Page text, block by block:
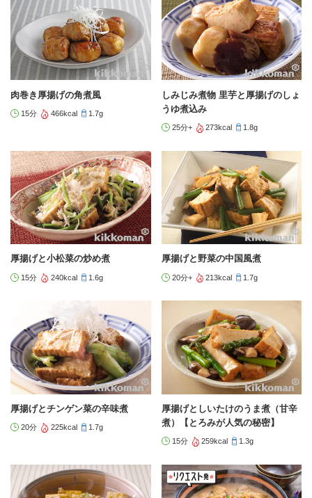
肉巻き厚揚げの角煮風
15分 466kcal 1.7g
しみじみ煮物 里芋と厚揚げのしょ
うゆ煮込み
25分+ 273kcal 1.8g
厚揚げと小松菜の炒め煮
15分 240kcal 1.6g
厚揚げと野菜の中国風煮
20分+ 213kcal 1.7g
厚揚げとチンゲン菜の辛味煮
20分 225kcal 1.7g
厚揚げとしいたけのうま煮（甘辛
煮）【とろみが人気の秘密】
15分 259kcal 1.3g